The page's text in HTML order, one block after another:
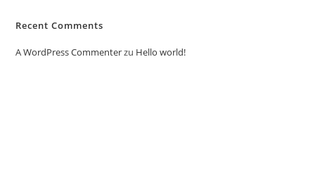
Recent Comments
A WordPress Commenterzu Hello world!